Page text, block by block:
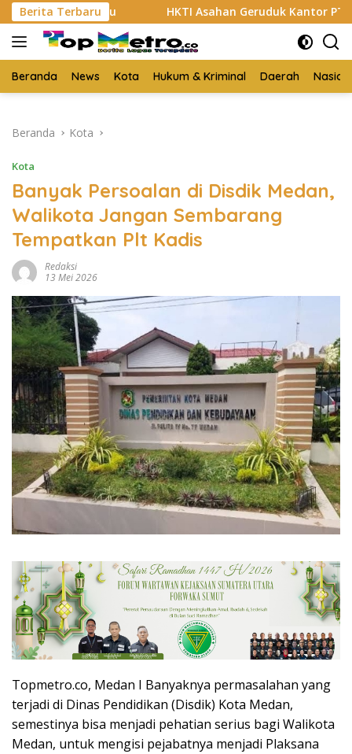
Langsung
ke
konten
Berita Terbaru
Sabu HKTI Asahan Geruduk Kantor PT BSP Kisaran
Beranda News Kota Hukum & Kriminal Daerah
Beranda Kota
Kota
Banyak Persoalan di Disdik Medan,
Walikota Jangan Sembarang
Tempatkan Plt Kadis
Redaksi
13 Mei 2026
Topmetro.co, Medan I Banyaknya permasalahan yang
terjadi di Dinas Pendidikan (Disdik) Kota Medan,
semestinya bisa menjadi pehatian serius bagi Walikota
Medan, untuk mengisi pejabatnya menjadi Plaksana